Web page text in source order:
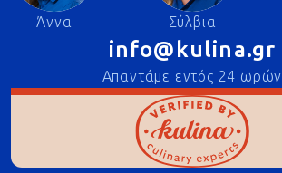
Άννα Σύλβια
info@kulina.gr
Απαντάμε εντός 24 ωρών